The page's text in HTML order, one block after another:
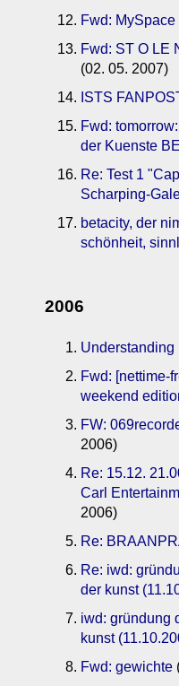
Fwd:
Fwd: ST O LE
(02. 05. 2007)
ISTS
Fwd:
der Kuenste
Re: Test 1
Scharping-
betacity, der
schönheit,
2006
Understanding
Fwd: [nettime-
weekend
FW:
2006)
Re: 15.12.
Carl
2006)
Re:
Re: iwd:
der kunst
iwd: gründung
kunst
Fwd: gewichte